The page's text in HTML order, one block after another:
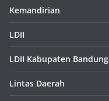
Kemandirian
LDII
LDII Kabupaten Bandung
Lintas Daerah